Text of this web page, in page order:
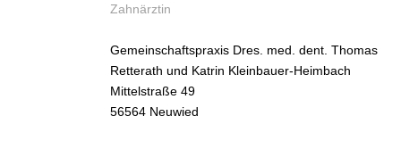
Zahnärztin
Gemeinschaftspraxis Dres. med. dent. Thomas
Retterath und Katrin Kleinbauer-Heimbach
Mittelstraße 49
56564 Neuwied